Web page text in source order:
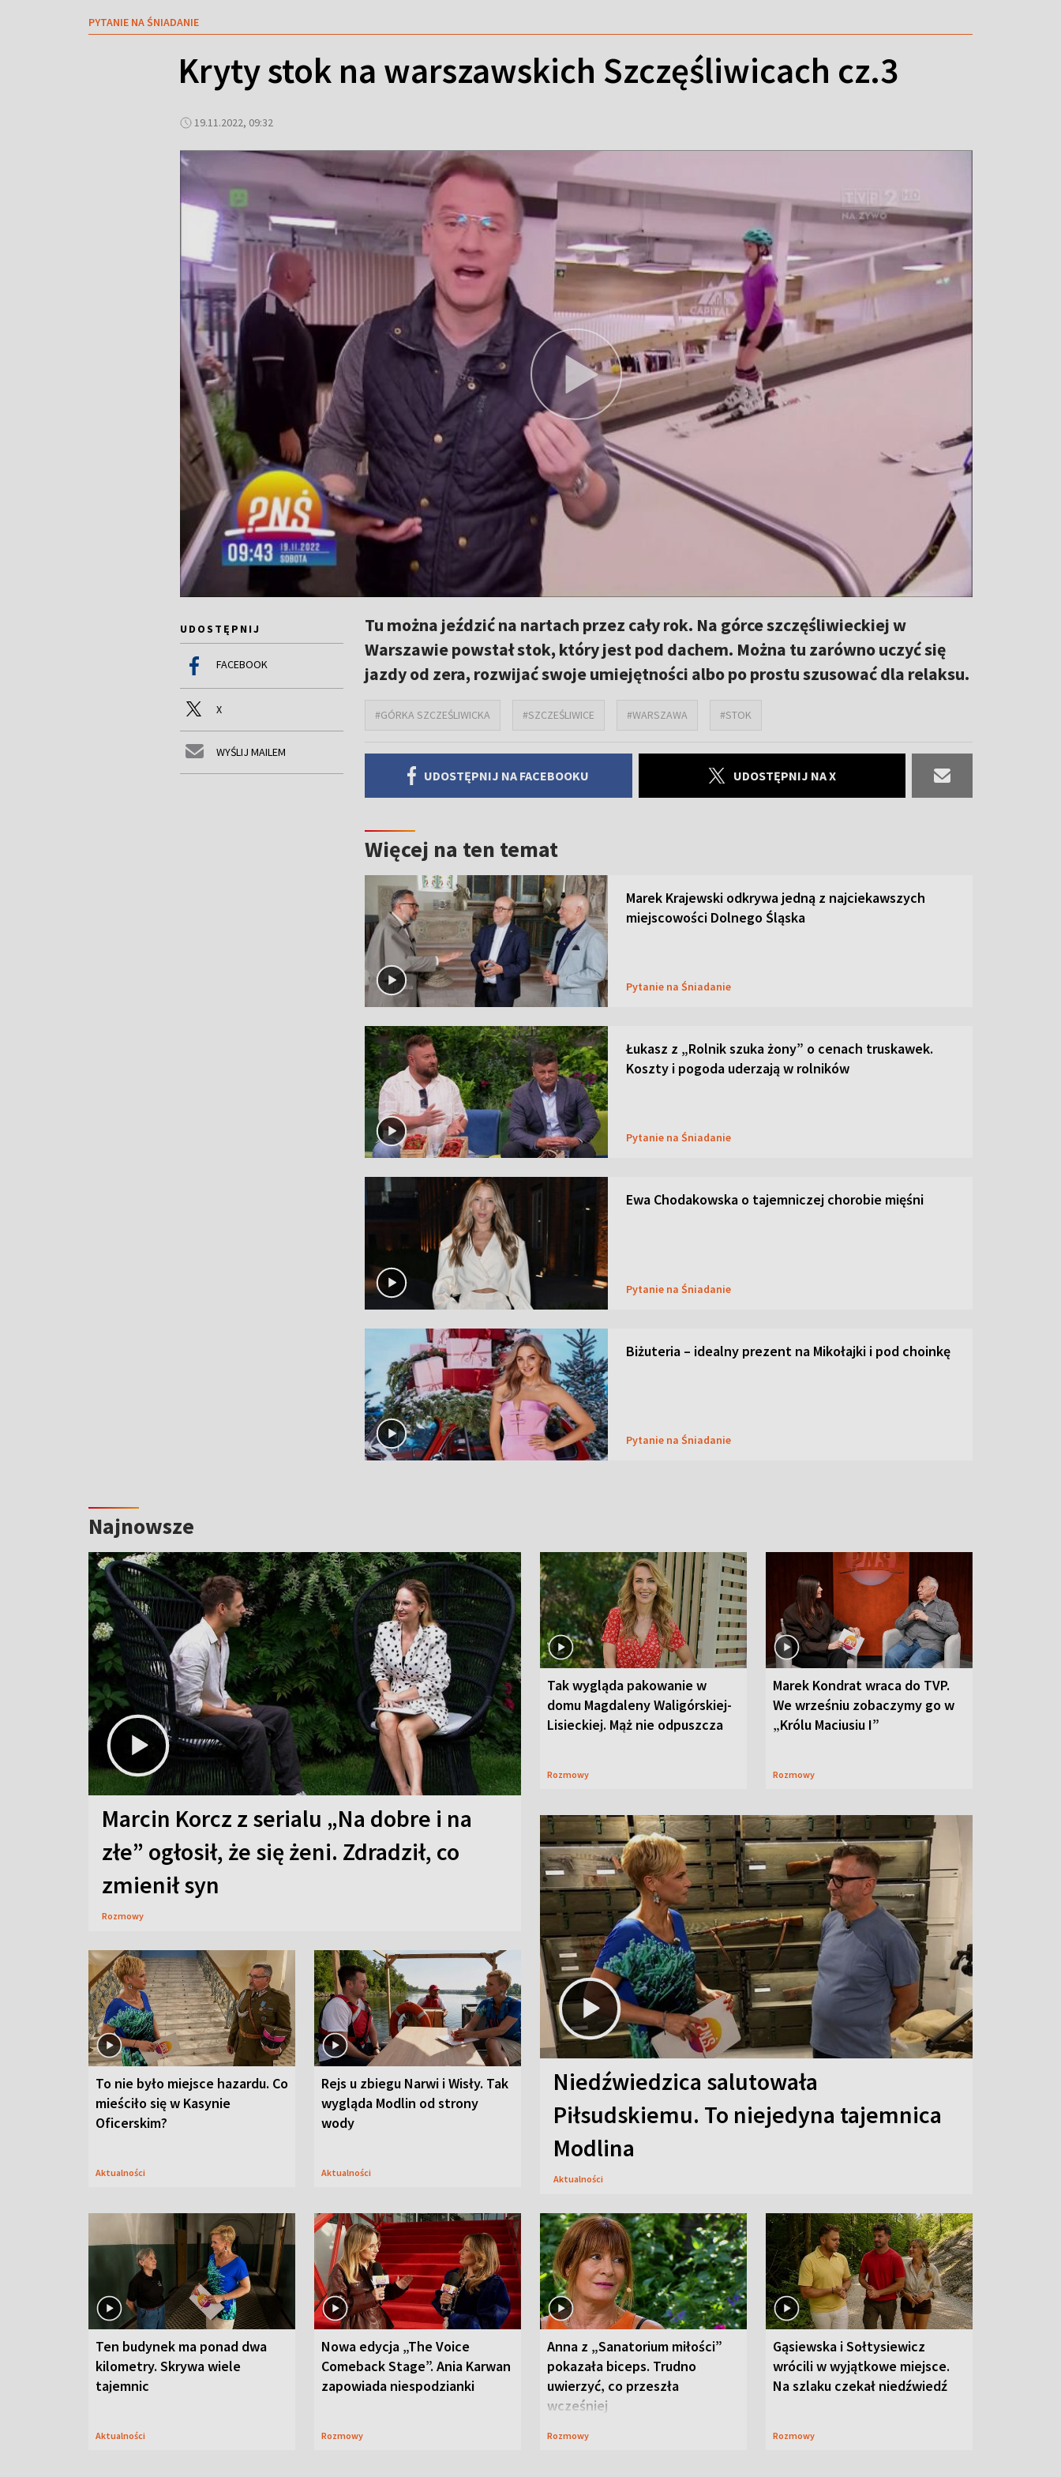
PYTANIE NA ŚNIADANIE
Kryty stok na warszawskich Szczęśliwicach cz.3
19.11.2022, 09:32
UDOSTĘPNIJ
FACEBOOK
X
WYŚLIJ MAILEM
Tu można jeździć na nartach przez cały rok. Na górce szczęśliwieckiej w
Warszawie powstał stok, który jest pod dachem. Można tu zarówno uczyć się
jazdy od zera, rozwijać swoje umiejętności albo po prostu szusować dla relaksu.
#GÓRKA SZCZEŚLIWICKA #SZCZEŚLIWICE #WARSZAWA #STOK
UDOSTĘPNIJ NA FACEBOOKU UDOSTĘPNIJ NA X
Więcej na ten temat
Marek Krajewski odkrywa jedną z najciekawszych
miejscowości Dolnego Śląska
Pytanie na Śniadanie
Łukasz z „Rolnik szuka żony” o cenach truskawek.
Koszty i pogoda uderzają w rolników
Pytanie na Śniadanie
Ewa Chodakowska o tajemniczej chorobie mięśni
Pytanie na Śniadanie
Biżuteria – idealny prezent na Mikołajki i pod choinkę
Pytanie na Śniadanie
Najnowsze
Marcin Korcz z serialu „Na dobre i na
złe” ogłosił, że się żeni. Zdradził, co
zmienił syn
Rozmowy
Tak wygląda pakowanie w
domu Magdaleny Waligórskiej-
Lisieckiej. Mąż nie odpuszcza
Rozmowy
Marek Kondrat wraca do TVP.
We wrześniu zobaczymy go w
„Królu Maciusiu I”
Rozmowy
To nie było miejsce hazardu. Co
mieściło się w Kasynie
Oficerskim?
Aktualności
Rejs u zbiegu Narwi i Wisły. Tak
wygląda Modlin od strony
wody
Aktualności
Niedźwiedzica salutowała
Piłsudskiemu. To niejedyna tajemnica
Modlina
Aktualności
Ten budynek ma ponad dwa
kilometry. Skrywa wiele
tajemnic
Aktualności
Nowa edycja „The Voice
Comeback Stage”. Ania Karwan
zapowiada niespodzianki
Rozmowy
Anna z „Sanatorium miłości”
pokazała biceps. Trudno
uwierzyć, co przeszła
wcześniej
Rozmowy
Gąsiewska i Sołtysiewicz
wrócili w wyjątkowe miejsce.
Na szlaku czekał niedźwiedź
Rozmowy